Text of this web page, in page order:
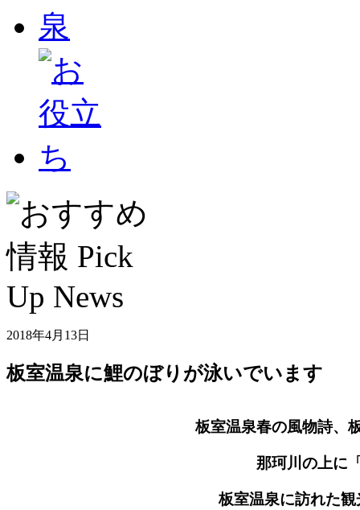
2018年4月13日
板室温泉に鯉のぼりが泳いでいます
板室温泉春の風物詩、
那珂川の上に
板室温泉に訪れた